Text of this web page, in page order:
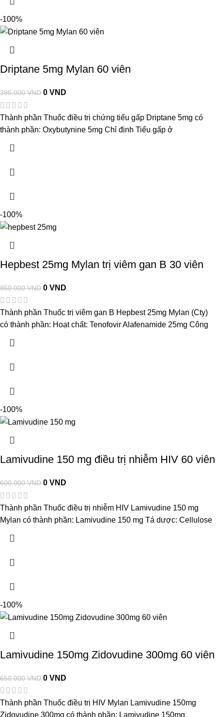
-100%
Driptane 5mg Mylan 60 viên
395.000VND 0VND
Thành phần Thuốc điều trị chứng tiểu gấp Driptane 5mg có
thành phần: Oxybutynine 5mg Chỉ định Tiểu gấp ở
-100%
Hepbest 25mg Mylan trị viêm gan B 30 viên
850.000VND 0VND
Thành phần Thuốc trị viêm gan B Hepbest 25mg Mylan (Cty)
có thành phần: Hoạt chất: Tenofovir Alafenamide 25mg Công
-100%
Lamivudine 150 mg điều trị nhiễm HIV 60 viên
600.000VND 0VND
Thành phần Thuốc điều trị nhiễm HIV Lamivudine 150 mg
Mylan có thành phần: Lamivudine 150 mg Tá dược: Cellulose
-100%
Lamivudine 150mg Zidovudine 300mg 60 viên
650.000VND 0VND
Thành phần Thuốc điều trị HIV Mylan Lamivudine 150mg
Zidovudine 300mg có thành phần: Lamivudine 150mg